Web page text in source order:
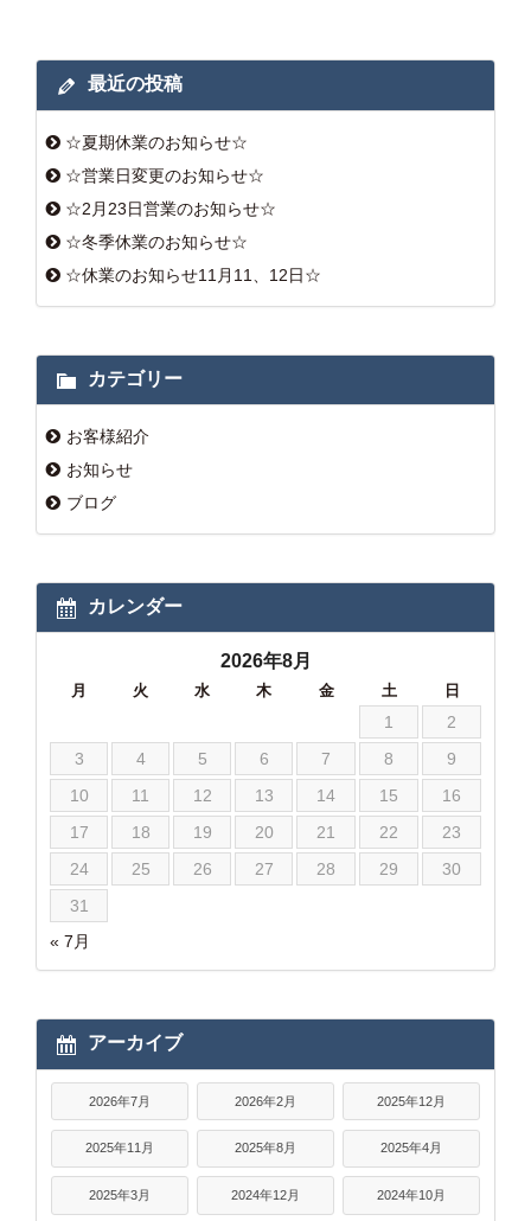
最近の投稿
☆夏期休業のお知らせ☆
☆営業日変更のお知らせ☆
☆2月23日営業のお知らせ☆
☆冬季休業のお知らせ☆
☆休業のお知らせ11月11、12日☆
カテゴリー
お客様紹介
お知らせ
ブログ
カレンダー
2026年8月
月 火 水 木 金 土 日
« 7月
1
2
3
4 5 6 7 8
9
10
11 12 13 14 15
16
17
18 19 20 21 22
23
24
25 26 27 28 29
30
31
アーカイブ
2026年7月 2026年2月 2025年12月
2025年11月 2025年8月 2025年4月
2025年3月 2024年12月 2024年10月